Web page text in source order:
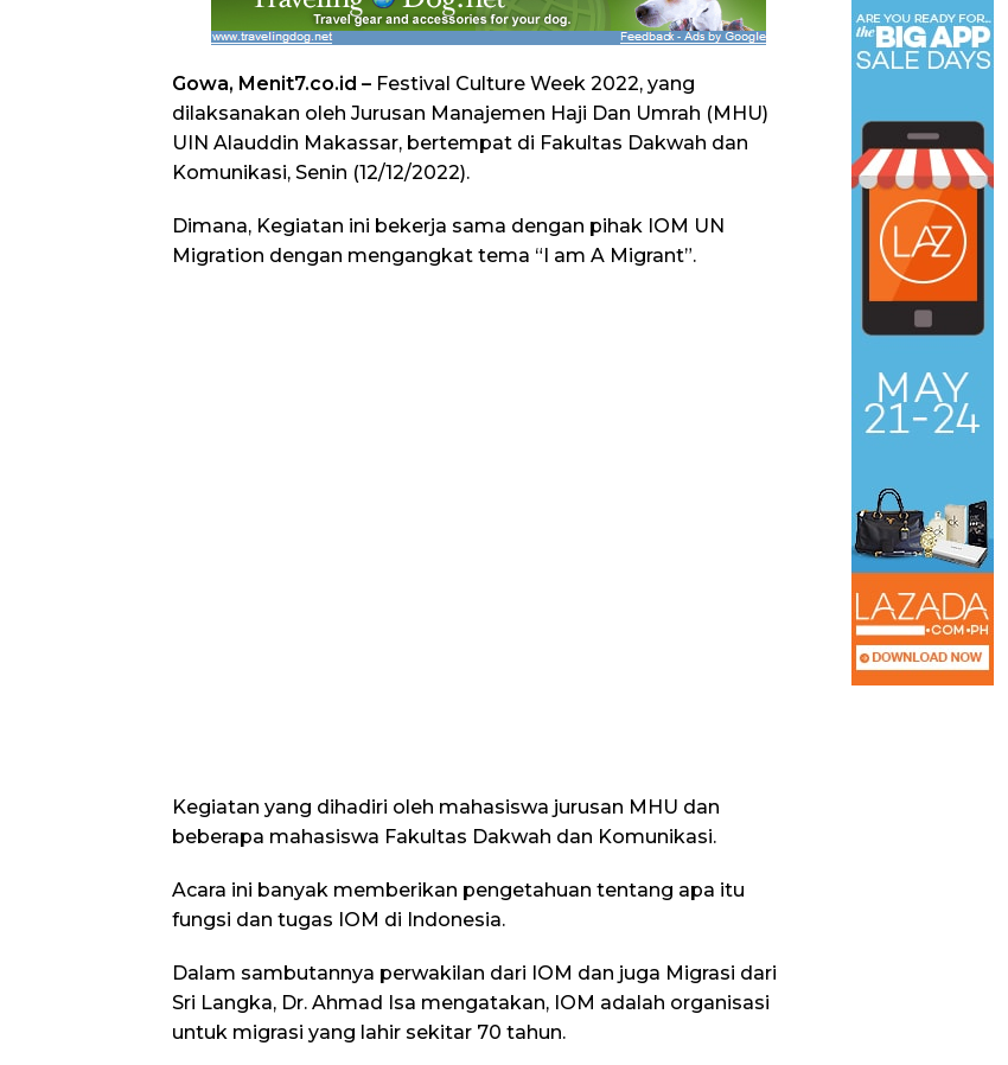
Gowa, Menit7.co.id – Festival Culture Week 2022, yang
dilaksanakan oleh Jurusan Manajemen Haji Dan Umrah (MHU)
UIN Alauddin Makassar, bertempat di Fakultas Dakwah dan
Komunikasi, Senin (12/12/2022).
Dimana, Kegiatan ini bekerja sama dengan pihak IOM UN
Migration dengan mengangkat tema “I am A Migrant”.
Kegiatan yang dihadiri oleh mahasiswa jurusan MHU dan
beberapa mahasiswa Fakultas Dakwah dan Komunikasi.
Acara ini banyak memberikan pengetahuan tentang apa itu
fungsi dan tugas IOM di Indonesia.
Dalam sambutannya perwakilan dari IOM dan juga Migrasi dari
Sri Langka, Dr. Ahmad Isa mengatakan, IOM adalah organisasi
untuk migrasi yang lahir sekitar 70 tahun.